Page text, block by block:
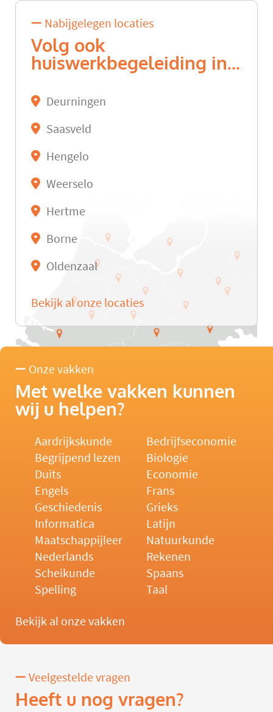
Nabijgelegen locaties
Volg ook
huiswerkbegeleiding in...
Deurningen
Saasveld
Hengelo
Weerselo
Hertme
Borne
Oldenzaal
Bekijk al onze locaties
Onze vakken
Met welke vakken kunnen
wij u helpen?
Aardrijkskunde
Bedrijfseconomie
Begrijpend lezen
Biologie
Duits
Economie
Engels
Frans
Geschiedenis
Grieks
Informatica
Latijn
Maatschappijleer
Natuurkunde
Nederlands
Rekenen
Scheikunde
Spaans
Spelling
Taal
Bekijk al onze vakken
Veelgestelde vragen
Heeft u nog vragen?